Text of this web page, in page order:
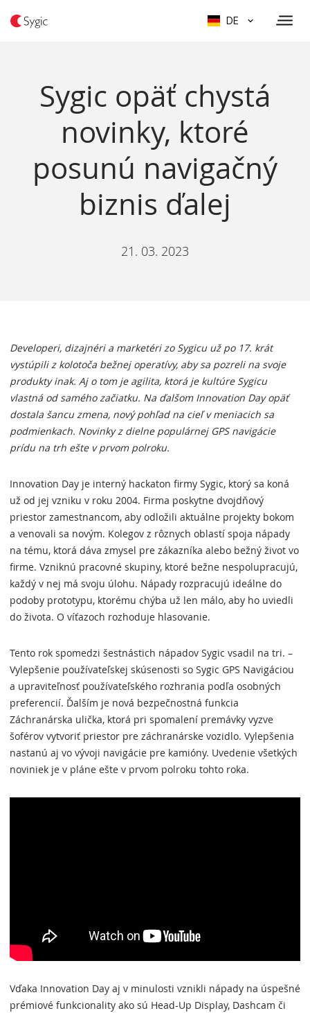
DE
Sygic opäť chystá
novinky, ktoré
posunú navigačný
biznis ďalej
21. 03. 2023
Developeri, dizajnéri a marketéri zo Sygicu už po 17. krát
vystúpili z kolotoča bežnej operatívy, aby sa pozreli na svoje
produkty inak. Aj o tom je agilita, ktorá je kultúre Sygicu
vlastná od samého začiatku. Na ďalšom Innovation Day opäť
dostala šancu zmena, nový pohľad na cieľ v meniacich sa
podmienkach. Novinky z dielne populárnej GPS navigácie
prídu na trh ešte v prvom polroku.
Innovation Day je interný hackaton firmy Sygic, ktorý sa koná
už od jej vzniku v roku 2004. Firma poskytne dvojdňový
priestor zamestnancom, aby odložili aktuálne projekty bokom
a venovali sa novým. Kolegov z rôznych oblastí spoja nápady
na tému, ktorá dáva zmysel pre zákazníka alebo bežný život vo
firme. Vzniknú pracovné skupiny, ktoré bežne nespolupracujú,
každý v nej má svoju úlohu. Nápady rozpracujú ideálne do
podoby prototypu, ktorému chýba už len málo, aby ho uviedli
do života. O víťazoch rozhoduje hlasovanie.
Tento rok spomedzi šestnástich nápadov Sygic vsadil na tri. –
Vylepšenie používateľskej skúsenosti so Sygic GPS Navigáciou
a upraviteľnosť používateľského rozhrania podľa osobných
preferencií. Ďalším je nová bezpečnostná funkcia
Záchranárska ulička, ktorá pri spomalení premávky vyzve
šoférov vytvoriť priestor pre záchranárske vozidlo. Vylepšenia
nastanú aj vo vývoji navigácie pre kamióny. Uvedenie všetkých
noviniek je v pláne ešte v prvom polroku tohto roka.
Vďaka Innovation Day aj v minulosti vznikli nápady na úspešné
prémiové funkcionality ako sú Head-Up Display, Dashcam či